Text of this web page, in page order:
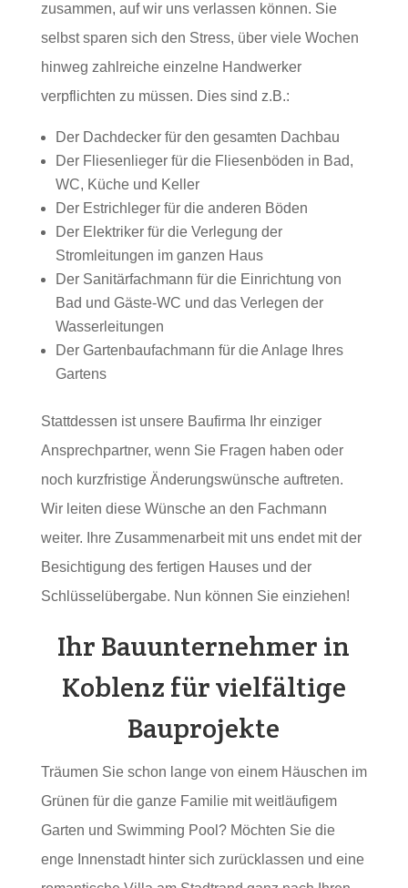
zusammen, auf wir uns verlassen können. Sie
selbst sparen sich den Stress, über viele Wochen
hinweg zahlreiche einzelne Handwerker
verpflichten zu müssen. Dies sind z.B.:
Der Dachdecker für den gesamten Dachbau
Der Fliesenlieger für die Fliesenböden in Bad,
WC, Küche und Keller
Der Estrichleger für die anderen Böden
Der Elektriker für die Verlegung der
Stromleitungen im ganzen Haus
Der Sanitärfachmann für die Einrichtung von
Bad und Gäste-WC und das Verlegen der
Wasserleitungen
Der Gartenbaufachmann für die Anlage Ihres
Gartens
Stattdessen ist unsere Baufirma Ihr einziger
Ansprechpartner, wenn Sie Fragen haben oder
noch kurzfristige Änderungswünsche auftreten.
Wir leiten diese Wünsche an den Fachmann
weiter. Ihre Zusammenarbeit mit uns endet mit der
Besichtigung des fertigen Hauses und der
Schlüsselübergabe. Nun können Sie einziehen!
Ihr Bauunternehmer in
Koblenz für vielfältige
Bauprojekte
Träumen Sie schon lange von einem Häuschen im
Grünen für die ganze Familie mit weitläufigem
Garten und Swimming Pool? Möchten Sie die
enge Innenstadt hinter sich zurücklassen und eine